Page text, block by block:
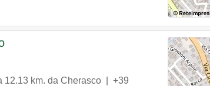
12.13 km. da Cherasco | +39